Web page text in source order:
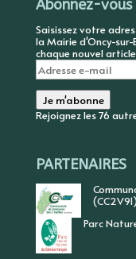
Abonnez-
Saisissez votre
la Mairie d'Oncy-
chaque nouvel
Adresse
e-
mail
Je m'abonne
Rejoignez les 76
PARTENAIRES
Parc